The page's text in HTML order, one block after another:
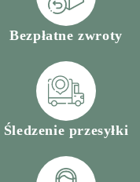
Bezpłatne zwroty
Śledzenie przesyłki